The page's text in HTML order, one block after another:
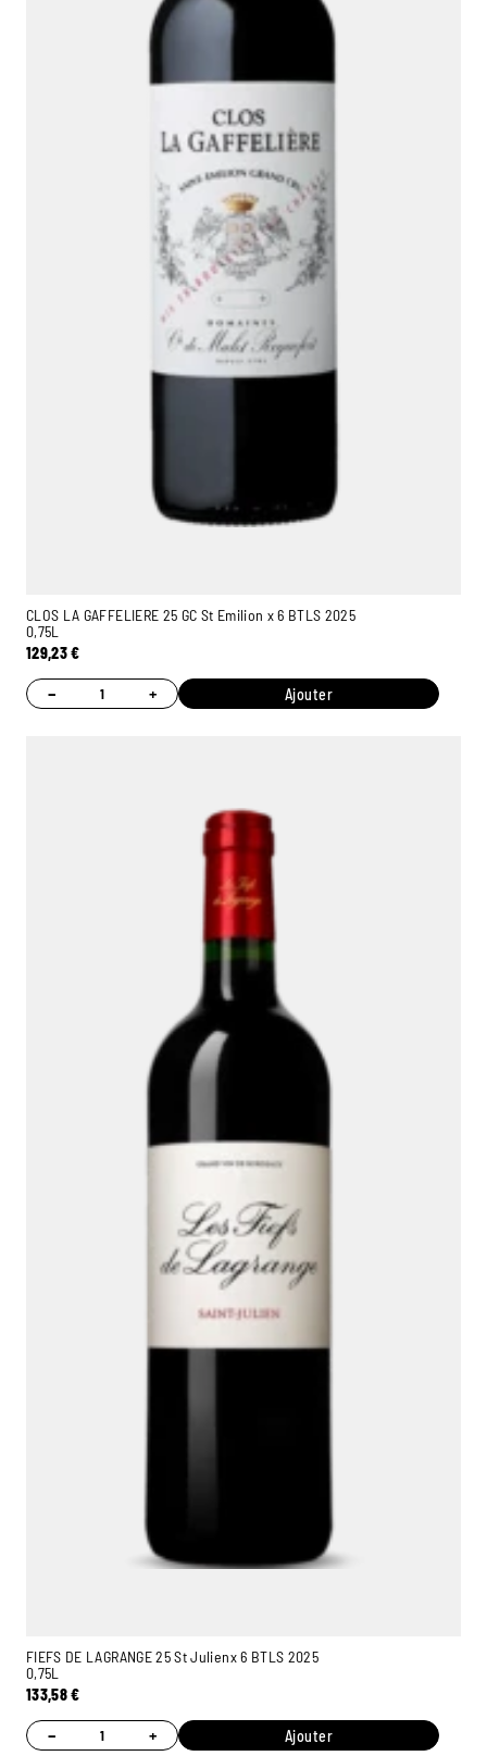
CLOS LA GAFFELIERE 25 GC St Emilion x 6 BTLS 2025
0,75L
129,23€
− + Ajouter
FIEFS DE LAGRANGE 25 St Julienx 6 BTLS 2025
0,75L
133,58€
− + Ajouter